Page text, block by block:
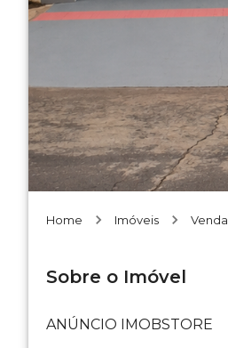
Home Imóveis Venda
Sobre o Imóvel
ANÚNCIO IMOBSTORE